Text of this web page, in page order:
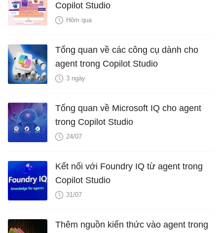
Copilot Studio
Hôm qua
Tổng quan về các công cụ dành cho
agent trong Copilot Studio
3 ngày
Tổng quan về Microsoft IQ cho agent
trong Copilot Studio
24/07
Kết nối với Foundry IQ từ agent trong
Copilot Studio
31/07
Thêm nguồn kiến ​​thức vào agent trong